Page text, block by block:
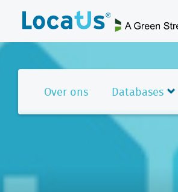
Over ons Databases